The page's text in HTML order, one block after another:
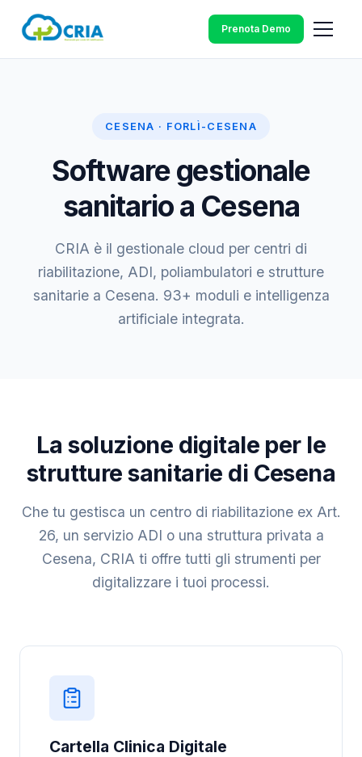
Prenota Demo
CESENA · FORLÌ-CESENA
Software gestionale
sanitario a Cesena
CRIA è il gestionale cloud per centri di
riabilitazione, ADI, poliambulatori e strutture
sanitarie a Cesena. 93+ moduli e intelligenza
artificiale integrata.
La soluzione digitale per le
strutture sanitarie di Cesena
Che tu gestisca un centro di riabilitazione ex Art.
26, un servizio ADI o una struttura privata a
Cesena, CRIA ti offre tutti gli strumenti per
digitalizzare i tuoi processi.
Cartella Clinica Digitale